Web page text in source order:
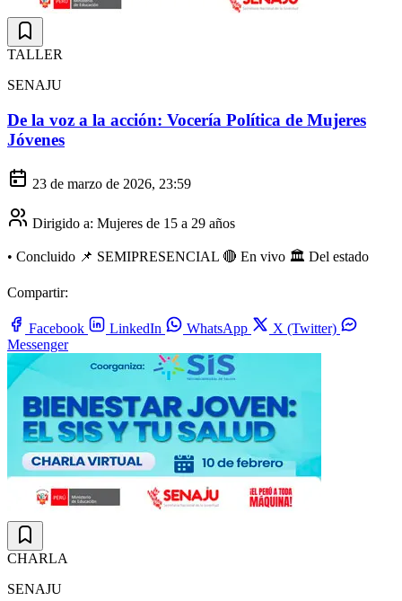
TALLER
SENAJU
De la voz a la acción: Vocería Política de Mujeres
Jóvenes
23 de marzo de 2026, 23:59
Dirigido a: Mujeres de 15 a 29 años
• Concluido 📌 SEMIPRESENCIAL 🔴 En vivo 🏛️ Del estado
Compartir:
Facebook LinkedIn WhatsApp
X (Twitter)
Messenger
CHARLA
SENAJU